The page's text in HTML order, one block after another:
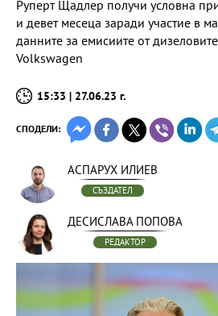
Руперт Щадлер получи условна
и девет месеца заради участие в
данните за емисиите от
Volkswagen
15:33 | 27.06.23 г.
СПОДЕЛИ:
АСПАРУХ ИЛИЕВ
СЪЗДАТЕЛ
ДЕСИСЛАВА ПОПОВА
РЕДАКТОР